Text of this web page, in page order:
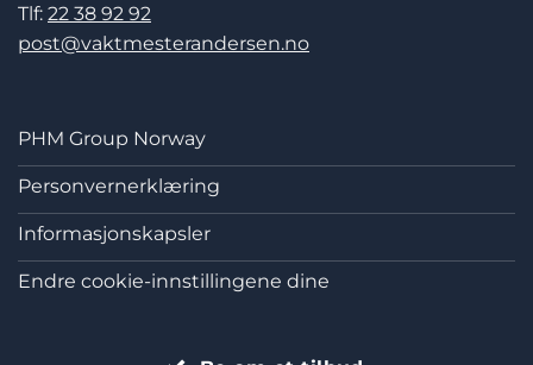
Tlf: 22 38 92 92
post@vaktmesterandersen.no
PHM Group Norway
Personvernerklæring
Informasjonskapsler
Endre cookie-innstillingene dine